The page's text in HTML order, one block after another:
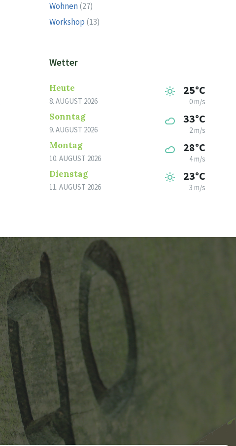
Wohnen(27)
Workshop (13)
Wetter
Heute
8. AUGUST 2026
25°C
0 m/s
Sonntag
9. AUGUST 2026
33°C
2 m/s
Montag
10. AUGUST 2026
28°C
4 m/s
Dienstag
11. AUGUST 2026
23°C
3 m/s